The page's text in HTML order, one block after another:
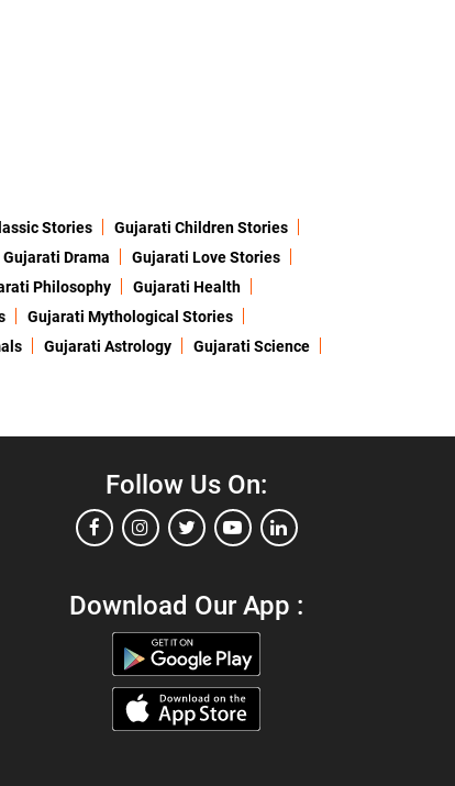
Stories
Gujarati Children Stories
Gujarati Drama
Gujarati Love Stories
Philosophy
Gujarati Health
Gujarati Mythological Stories
Gujarati Astrology
Gujarati Science
Follow Us On:
Download Our App :